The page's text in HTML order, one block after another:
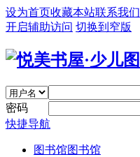
设为首页收藏本站联系我们
开启辅助访问 切换到窄版
密码
快捷导航
图书馆图书馆